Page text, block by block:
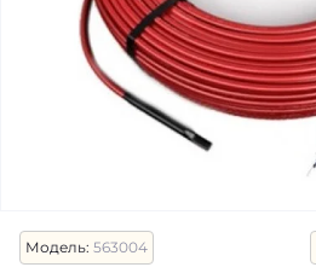
Модель: 563004